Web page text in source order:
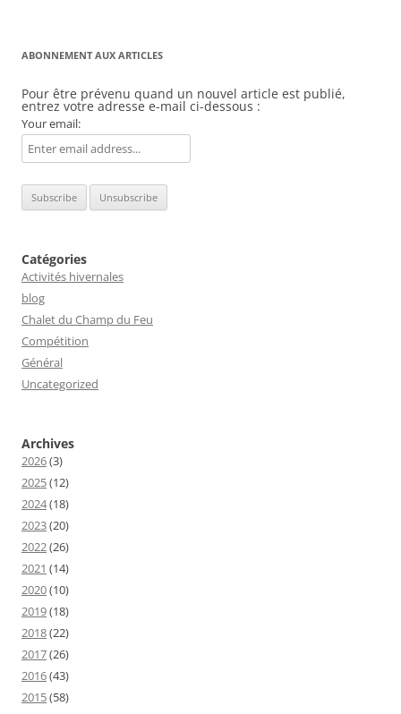
ABONNEMENT AUX ARTICLES
Pour être prévenu quand un nouvel article est publié,
entrez votre adresse e-mail ci-dessous :
Your email:
Catégories
Activités hivernales
blog
Chalet du Champ du Feu
Compétition
Général
Uncategorized
Archives
2026(3)
2025(12)
2024(18)
2023(20)
2022(26)
2021 (14)
2020(10)
2019(18)
2018(22)
2017(26)
2016(43)
2015(58)